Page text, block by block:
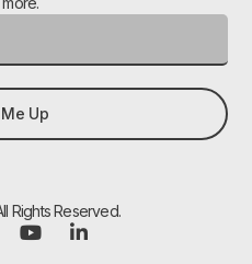
Up
Rights Reserved.